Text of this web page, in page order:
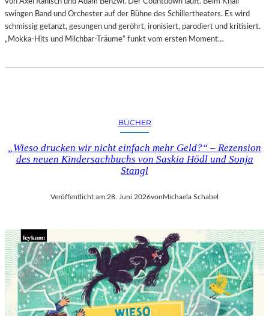
swingen Band und Orchester auf der Bühne des Schillertheaters. Es wird
schmissig getanzt, gesungen und geröhrt, ironisiert, parodiert und kritisiert.
„Mokka-Hits und Milchbar-Träume“ funkt vom ersten Moment…
BÜCHER
„Wieso drucken wir nicht einfach mehr Geld?“ – Rezension
des neuen Kindersachbuchs von Saskia Hödl und Sonja
Stangl
Veröffentlicht am:28. Juni 2026vonMichaela Schabel